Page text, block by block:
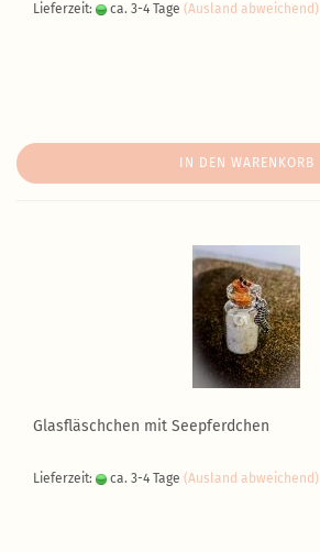
Lieferzeit: ca. 3-4 Tage (Ausland abweichend)
IN DEN WARENKORB
Glasfläschchen mit Seepferdchen
Lieferzeit: ca. 3-4 Tage (Ausland abweichend)